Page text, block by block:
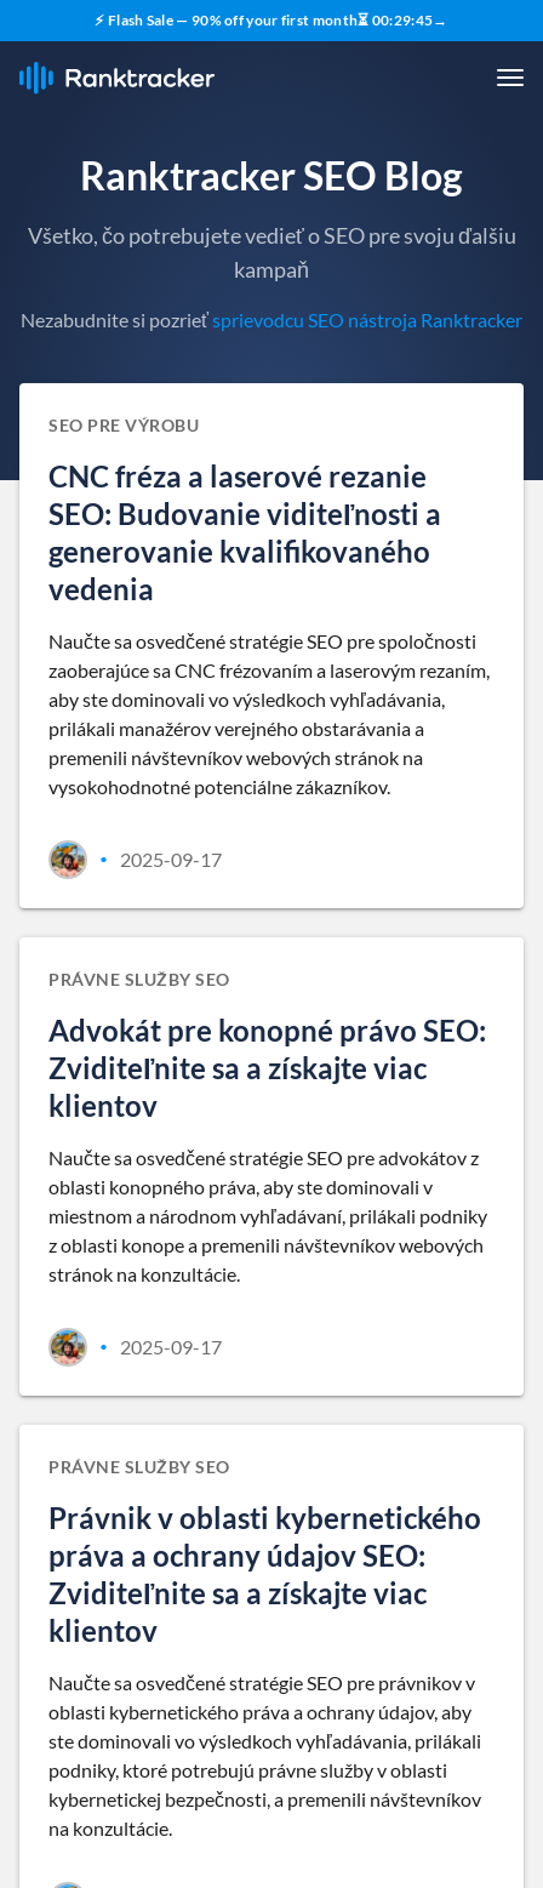
⚡ Flash Sale — 90% off your first month⏳ 00:29:44→
Ranktracker SEO Blog
Všetko, čo potrebujete vedieť o SEO pre svoju ďalšiu
kampaň
Nezabudnite si pozrieťsprievodcu SEO nástroja Ranktracker
SEO PRE VÝROBU
CNC fréza a laserové rezanie
SEO: Budovanie viditeľnosti a
generovanie kvalifikovaného
vedenia
Naučte sa osvedčené stratégie SEO pre spoločnosti
zaoberajúce sa CNC frézovaním a laserovým rezaním,
aby ste dominovali vo výsledkoch vyhľadávania,
prilákali manažérov verejného obstarávania a
premenili návštevníkov webových stránok na
vysokohodnotné potenciálne zákazníkov.
• 2025-09-17
PRÁVNE SLUŽBY SEO
Advokát pre konopné právo SEO:
Zviditeľnite sa a získajte viac
klientov
Naučte sa osvedčené stratégie SEO pre advokátov z
oblasti konopného práva, aby ste dominovali v
miestnom a národnom vyhľadávaní, prilákali podniky
z oblasti konope a premenili návštevníkov webových
stránok na konzultácie.
• 2025-09-17
PRÁVNE SLUŽBY SEO
Právnik v oblasti kybernetického
práva a ochrany údajov SEO:
Zviditeľnite sa a získajte viac
klientov
Naučte sa osvedčené stratégie SEO pre právnikov v
oblasti kybernetického práva a ochrany údajov, aby
ste dominovali vo výsledkoch vyhľadávania, prilákali
podniky, ktoré potrebujú právne služby v oblasti
kybernetickej bezpečnosti, a premenili návštevníkov
na konzultácie.